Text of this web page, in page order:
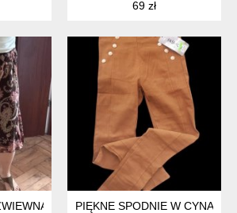
69 zł
SPÓDNICA PAISLEY BOHO PLUS
PIĘKNE SPODNIE W